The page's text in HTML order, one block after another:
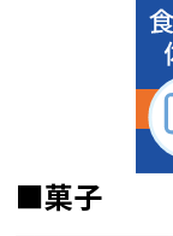
■菓子